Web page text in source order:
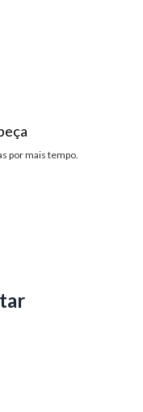
por mais tempo.